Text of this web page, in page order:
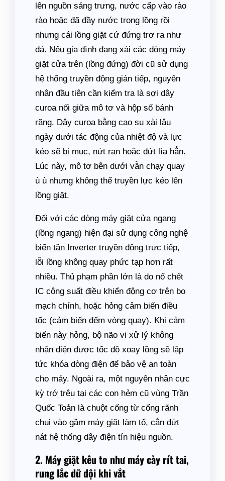
lên nguồn sáng trưng, nước cấp vào rào
rào hoặc đã đầy nước trong lồng rồi
nhưng cái lồng giặt cứ đứng trơ ra như
đá. Nếu gia đình đang xài các dòng máy
giặt cửa trên (lồng đứng) đời cũ sử dụng
hệ thống truyền động gián tiếp, nguyên
nhân đầu tiên cần kiểm tra là sợi dây
curoa nối giữa mô tơ và hộp số bánh
răng. Dây curoa bằng cao su xài lâu
ngày dưới tác động của nhiệt độ và lực
kéo sẽ bị mục, nứt rạn hoặc đứt lìa hẳn.
Lúc này, mô tơ bên dưới vẫn chạy quay
ù ù nhưng không thể truyền lực kéo lên
lồng giặt.
Đối với các dòng máy giặt cửa ngang
(lồng ngang) hiện đại sử dụng công nghệ
biến tần Inverter truyền động trực tiếp,
lỗi lồng không quay phức tạp hơn rất
nhiều. Thủ phạm phần lớn là do nổ chết
IC công suất điều khiển động cơ trên bo
mạch chính, hoặc hỏng cảm biến điều
tốc (cảm biến đếm vòng quay). Khi cảm
biến này hỏng, bộ não vi xử lý không
nhận diện được tốc độ xoay lồng sẽ lập
tức khóa dòng điện để bảo vệ an toàn
cho máy. Ngoài ra, một nguyên nhân cực
kỳ trớ trêu tại các con hẻm cũ vùng Trần
Quốc Toản là chuột cống từ cống rãnh
chui vào gầm máy giặt làm tổ, cắn đứt
nát hệ thống dây điện tín hiệu nguồn.
2. Máy giặt kêu to như máy cày rít tai,
rung lắc dữ dội khi vắt